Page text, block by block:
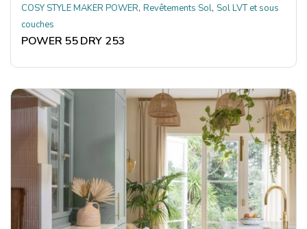
COSY STYLE MAKER POWER, Revêtements Sol, Sol LVT et sous
couches
POWER 55 DRY 253